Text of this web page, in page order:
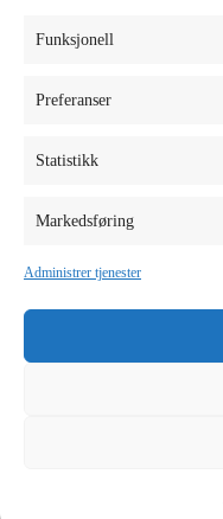
Funksjonell
Preferanser
Statistikk
Markedsføring
Administrer tjenester